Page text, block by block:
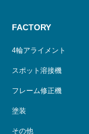
FACTORY
4輪アライメント
スポット溶接機
フレーム修正機
塗装
その他